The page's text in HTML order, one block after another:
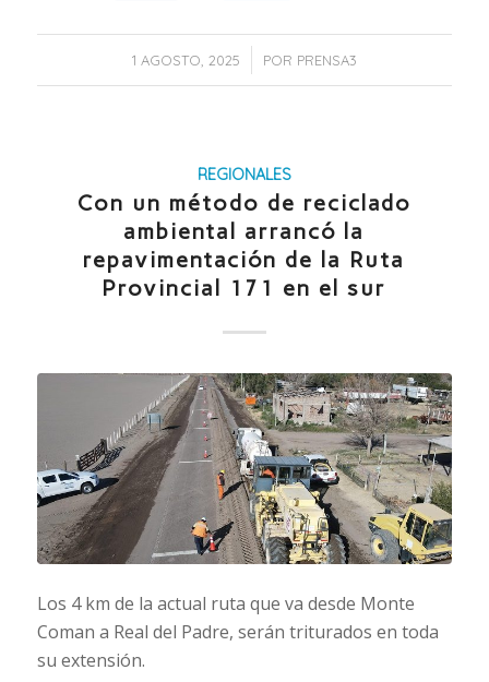
1 AGOSTO, 2025
/ POR PRENSA3
REGIONALES
Con un método de reciclado
ambiental arrancó la
repavimentación de la Ruta
Provincial 171 en el sur
Los 4 km de la actual ruta que va desde Monte
Coman a Real del Padre, serán triturados en toda
su extensión.